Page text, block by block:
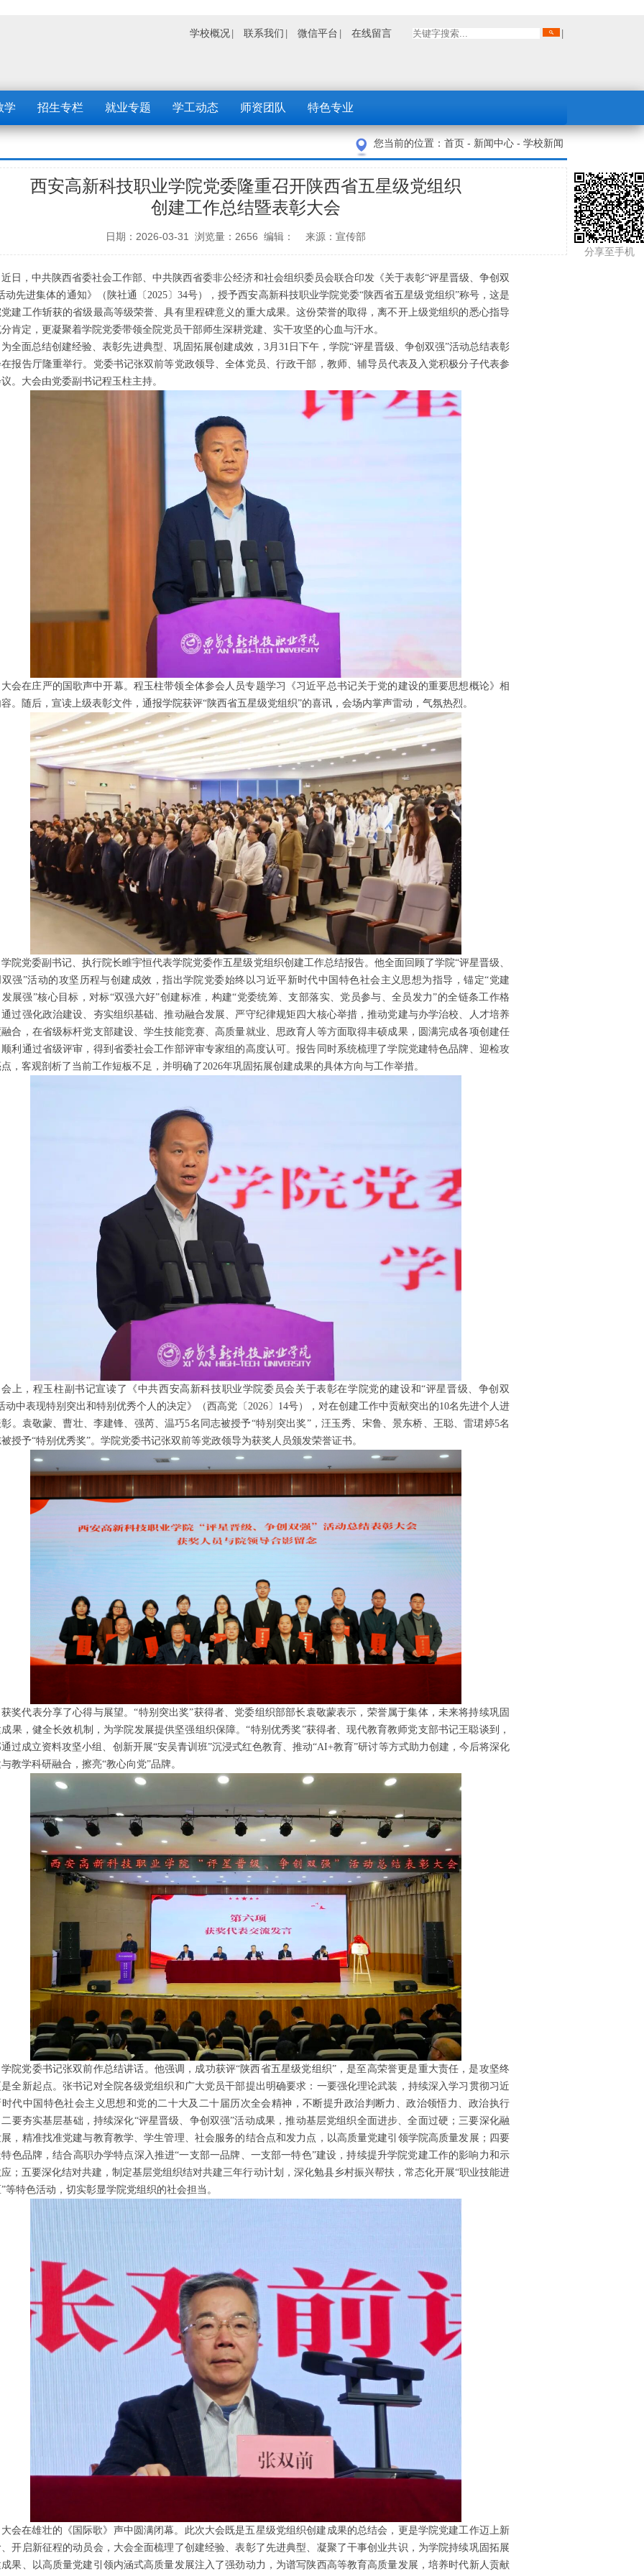
学校概况 联系我们 微信平台 在线留言
学 招生专栏 就业专题 学工动态 师资团队 特色专业
您当前的位置： 首页 - 新闻中心 - 学校新闻
分享至手机
西安高新科技职业学院党委隆重召开陕西省五星级党组织
创建工作总结暨表彰大会
日期：2026-03-31 浏览量：2656 编辑： 来源：宣传部
近日，中共陕西省委社会工作部、中共陕西省委非公经济和社会组织委员会联合印发《关于表彰“评星晋级、争创双
动先进集体的通知》（陕社通〔2025〕34号），授予西安高新科技职业学院党委“陕西省五星级党组织”称号，这是
建工作斩获的省级最高等级荣誉、具有里程碑意义的重大成果。这份荣誉的取得，离不开上级党组织的悉心指导
肯定，更凝聚着学院党委带领全院党员干部师生深耕党建、实干攻坚的心血与汗水。
为全面总结创建经验、表彰先进典型、巩固拓展创建成效，3月31日下午，学院“评星晋级、争创双强”活动总结表彰
报告厅隆重举行。 党委书记张双前等党政领导、全体党员、行政干部 ， 教师、辅导员代表及入党积极分子代表参
。大会由党委副书记程玉柱主持。
大会在庄严的国歌声中开幕。程玉柱带领全体参会人员专题学习《习近平总书记关于党的建设的重要思想概论》相
。随后，宣读上级表彰文件，通报学院获评“陕西省五星级党组织”的喜讯，会场内掌声雷动，气氛热烈。
学院党委副书记、执行院长睢宇恒代表学院党委作五星级党组织创建工作总结报告。他全面回顾了学院“评星晋级、
双强”活动的攻坚历程与创建成效，指出学院党委始终以习近平新时代中国特色社会主义思想为指导，锚定“党建
展强”核心目标，对标“双强六好”创建标准，构建“党委统筹、支部落实、党员参与、全员发力”的全链条工作格
过强化政治建设、夯实组织基础、推动融合发展、严守纪律规矩四大核心举措，推动党建与办学治校、人才培养
合，在省级标杆党支部建设、学生技能竞赛、高质量就业、思政育人等方面取得丰硕成果，圆满完成各项创建任
利通过省级评审，得到省委社会工作部评审专家组的高度认可。报告同时系统梳理了学院党建特色品牌、迎检攻
，客观剖析了当前工作短板不足，并明确了2026年巩固拓展创建成果的具体方向与工作举措。
会上，程玉柱副书记宣读了《中共西安高新科技职业学院委员会关于表彰在学院党的建设和“评星晋级、争创双
动中表现特别突出和特别优秀个人的决定》（西高党〔2026〕14号），对在创建工作中贡献突出的10名先进个人进
。袁敬蒙、曹壮、李建锋、强芮、温巧5名同志被授予“特别突出奖”，汪玉秀、宋鲁、景东桥、王聪、雷珺婷5名
授予“特别优秀奖”。学院党委书记张双前等党政领导为获奖人员颁发荣誉证书。
获奖代表分享了心得与展望。“特别突出奖”获得者、党委组织部部长袁敬蒙表示，荣誉属于集体，未来将持续巩固
果，健全长效机制，为学院发展提供坚强组织保障。“特别优秀奖”获得者、现代教育教师党支部书记王聪谈到，
过成立资料攻坚小组、创新开展“安吴青训班”沉浸式红色教育、推动“AI+教育”研讨等方式助力创建，今后将深化
教学科研融合，擦亮“教心向党”品牌。
学院党委书记张双前作总结讲话。他强调，成功获评“陕西省五星级党组织”，是至高荣誉更是重大责任，是攻坚终
全新起点。张书记对全院各级党组织和广大党员干部提出明确要求：一要强化理论武装，持续深入学习贯彻习近
时代中国特色社会主义思想和党的二十大及二十届历次全会精神，不断提升政治判断力、政治领悟力、政治执行
要夯实基层基础，持续深化“评星晋级、争创双强”活动成果，推动基层党组织全面进步、全面过硬；三要深化融
，精准找准党建与教育教学、学生管理、社会服务的结合点和发力点，以高质量党建引领学院高质量发展；四要
色品牌，结合高职办学特点深入推进“一支部一品牌、一支部一特色”建设，持续提升学院党建工作的影响力和示
；五要深化结对共建，制定基层党组织结对共建三年行动计划，深化勉县乡村振兴帮扶，常态化开展“职业技能进
等特色活动，切实彰显学院党组织的社会担当。
大会在雄壮的《国际歌》声中圆满闭幕。此次大会既是五星级党组织创建成果的总结会，更是学院党建工作迈上新
开启新征程的动员会，大会全面梳理了创建经验、表彰了先进典型、凝聚了干事创业共识，为学院持续巩固拓展
果、以高质量党建引领内涵式高质量发展注入了强劲动力，为谱写陕西高等教育高质量发展，培养时代新人贡献